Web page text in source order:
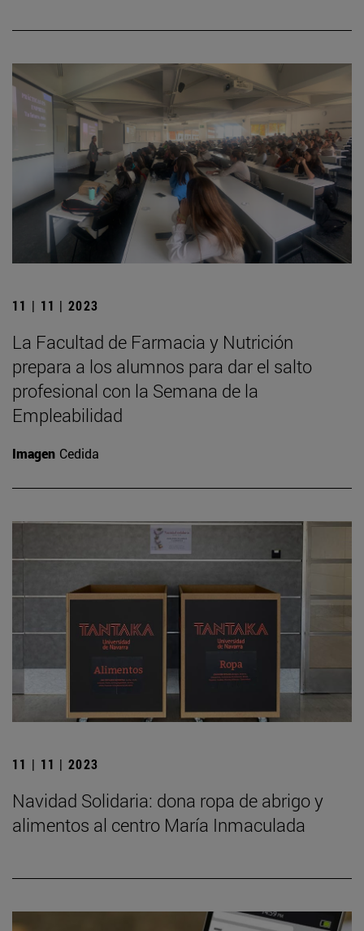
11 | 11 | 2023
La Facultad de Farmacia y Nutrición
prepara a los alumnos para dar el salto
profesional con la Semana de la
Empleabilidad
Imagen Cedida
11 | 11 | 2023
Navidad Solidaria: dona ropa de abrigo y
alimentos al centro María Inmaculada